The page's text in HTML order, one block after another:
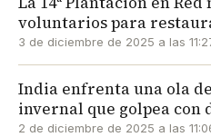
voluntarios para
3 de diciembre de 2025 a las
India enfrenta una ola
invernal que golpea con
2 de diciembre de 2025 a las